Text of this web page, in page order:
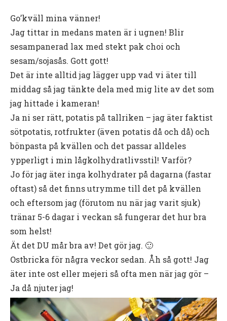
Go’kväll mina vänner!
Jag tittar in medans maten är i ugnen! Blir
sesampanerad lax med stekt pak choi och
sesam/sojasås. Gott gott!
Det är inte alltid jag lägger upp vad vi äter till
middag så jag tänkte dela med mig lite av det som
jag hittade i kameran!
Ja ni ser rätt, potatis på tallriken – jag äter faktist
sötpotatis, rotfrukter (även potatis då och då) och
bönpasta på kvällen och det passar alldeles
ypperligt i min lågkolhydratlivsstil! Varför?
Jo för jag äter inga kolhydrater på dagarna (fastar
oftast) så det finns utrymme till det på kvällen
och eftersom jag (förutom nu när jag varit sjuk)
tränar 5-6 dagar i veckan så fungerar det hur bra
som helst!
Ät det DU mår bra av! Det gör jag. 🙂
Ostbricka för några veckor sedan. Åh så gott! Jag
äter inte ost eller mejeri så ofta men när jag gör –
Ja då njuter jag!